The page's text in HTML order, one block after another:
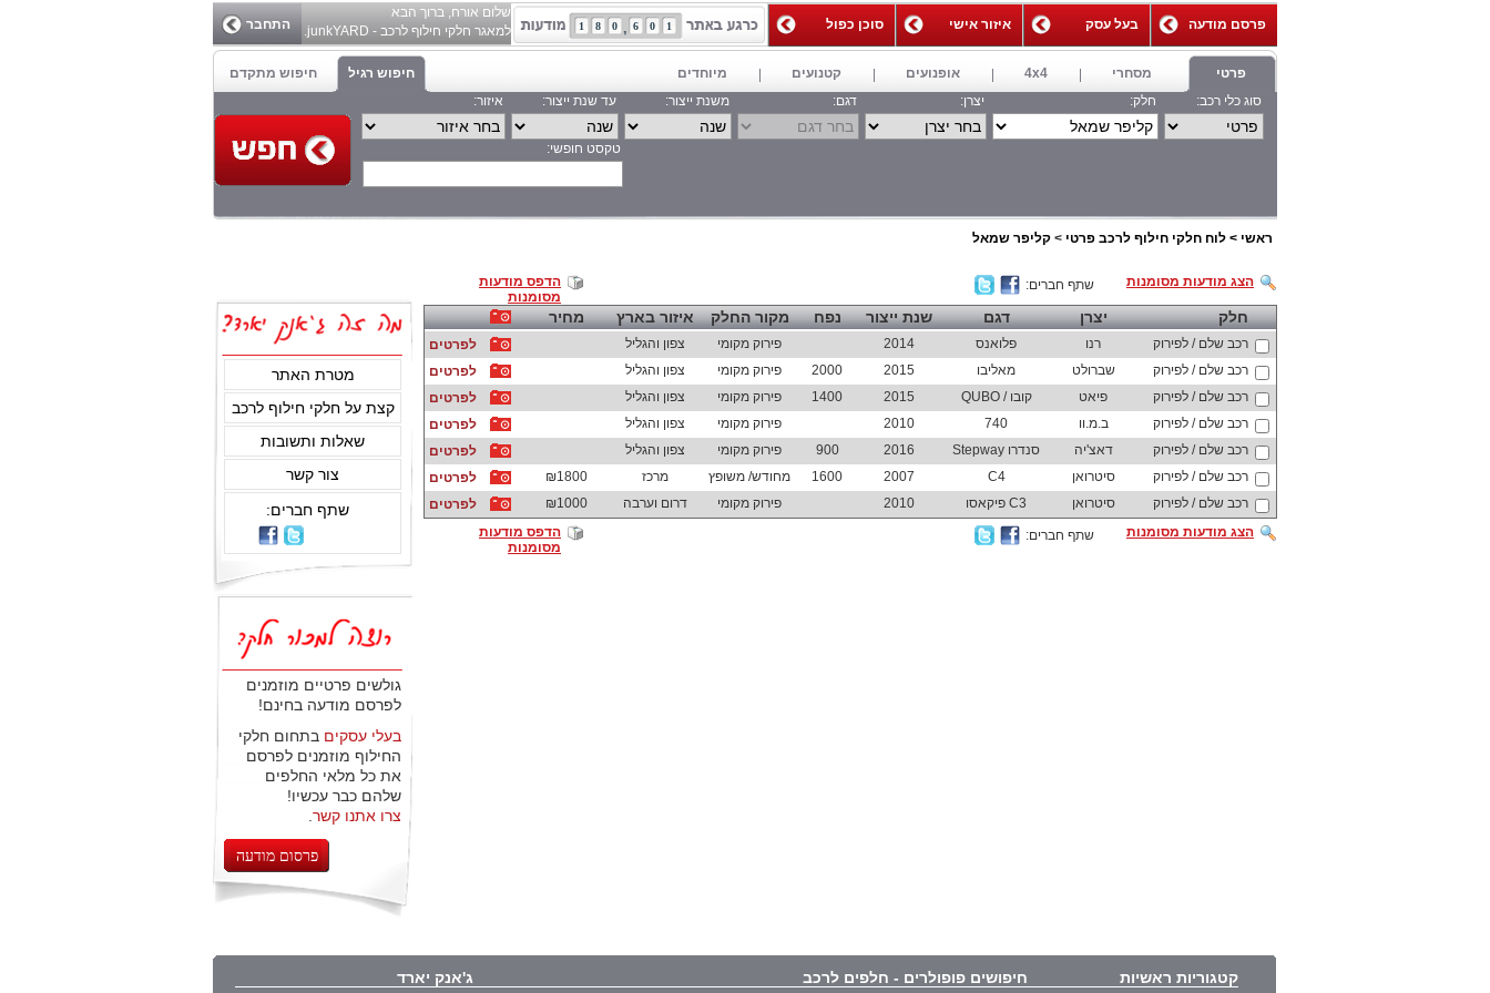
פרסם מודעה בעל עסק איזור אישי סוכן כפול 1
0
6 ,
0
8
1
שלום אורח, ברוך הבא
למאגר חלקי חילוף לרכב - junkYARD.
התחבר
חיפוש מתקדם חיפוש רגיל פרטי מסחרי 4x4 אופנועים קטנועים
מיוחדים
סוג כלי רכב:
חלק: יצרן: דגם: משנת ייצור: עד שנת ייצור: איזור:
טקסט חופשי:
ראשי > לוח חלקי חילוף לרכב פרטי > קליפר שמאל
הצג מודעות מסומנות
הדפס מודעות
מסומנות
שתף חברים:
חלק יצרן דגם שנת ייצור נפח מקור החלק איזור בארץ מחיר
רכב שלם / לפירוק רנו פלואנס 2014 פירוק מקומי צפון והגליל
לפרטים
רכב שלם / לפירוק
שברולט מאליבו 2015
2000 פירוק מקומי צפון והגליל
לפרטים
רכב שלם / לפירוק
פיאט קובו / QUBO 2015
1400 פירוק מקומי צפון והגליל
לפרטים
רכב שלם / לפירוק
ב.מ.וו 740
2010 פירוק מקומי צפון והגליל
לפרטים
רכב שלם / לפירוק
דאצ'יה סנדרו Stepway 2016
900 פירוק מקומי צפון והגליל
לפרטים
רכב שלם / לפירוק
סיטרואן C4
2007
1600 מחודש/ משופץ מרכז ₪1800
לפרטים
רכב שלם / לפירוק
סיטרואן C3 פיקאסו 2010 פירוק מקומי דרום וערבה ₪1000
לפרטים
הצג מודעות מסומנות
הדפס מודעות
מסומנות
שתף חברים:
מטרת האתר
קצת על חלקי חילוף לרכב
שאלות ותשובות
צור קשר
שתף חברים:
גולשים פרטיים מוזמנים
לפרסם מודעה בחינם!
בעלי עסקים בתחום חלקי
החילוף מוזמנים לפרסם
את כל מלאי החלפים
שלהם כבר עכשיו!
צרו אתנו קשר
פרסום מודעה
קטגוריות ראשיות חיפושים פופולרים - חלפים לרכב ג'אנק יארד